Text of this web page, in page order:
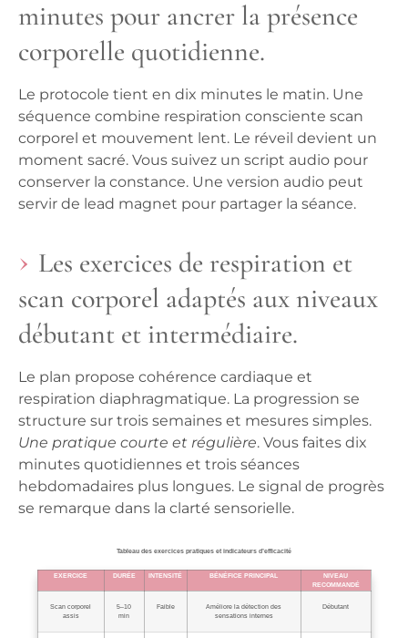
minutes pour ancrer la présence
corporelle quotidienne.
Le protocole tient en dix minutes le matin. Une
séquence combine respiration consciente scan
corporel et mouvement lent. Le réveil devient un
moment sacré. Vous suivez un script audio pour
conserver la constance. Une version audio peut
servir de lead magnet pour partager la séance.
Les exercices de respiration et
scan corporel adaptés aux niveaux
débutant et intermédiaire.
Le plan propose cohérence cardiaque et
respiration diaphragmatique. La progression se
structure sur trois semaines et mesures simples.
Une pratique courte et régulière. Vous faites dix
minutes quotidiennes et trois séances
hebdomadaires plus longues. Le signal de progrès
se remarque dans la clarté sensorielle.
Tableau des exercices pratiques et indicateurs d’efficacité
EXERCICE DURÉE INTENSITÉ BÉNÉFICE PRINCIPAL
NIVEAU
RECOMMANDÉ
Scan corporel
assis
5–10
min
Faible
Améliore la détection des
sensations internes
Débutant